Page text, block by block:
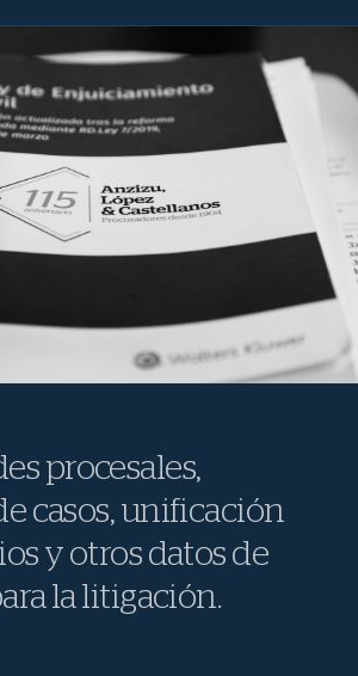
procesales,
casos, unificación
y otros datos de
la litigación.